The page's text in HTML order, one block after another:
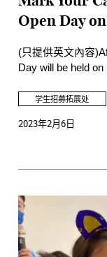
Open Day
(只提供英文內容
Day will be held
will be open to the
学生招募拓展处
2023年2月6日